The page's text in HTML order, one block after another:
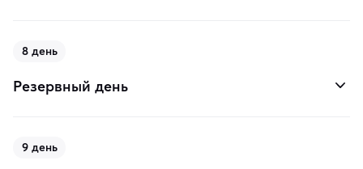
8 день
Резервный день
9 день